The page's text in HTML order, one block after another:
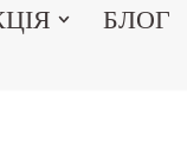
БЛОГ